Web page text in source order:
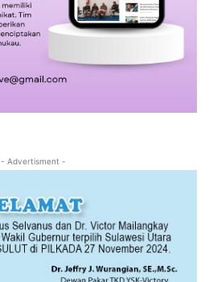
- Advertisment -